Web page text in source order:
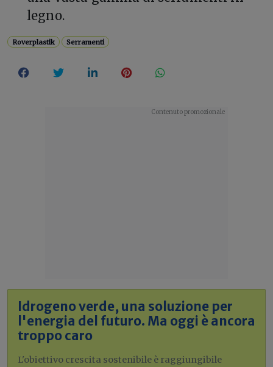
legno.
Roverplastik Serramenti
Idrogeno verde, una soluzione per
l'energia del futuro. Ma oggi è ancora
troppo caro
L'obiettivo crescita sostenibile è raggiungibile